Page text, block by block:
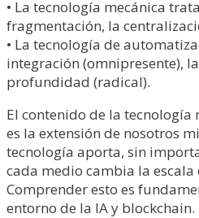
• La tecnología mecánica
fragmentación, la
• La tecnología de
integración (omnipresente),
profundidad (radical).
El contenido de la tecnología
es la extensión de nosotros
tecnología aporta, sin
cada medio cambia la escala
Comprender esto es
entorno de la IA y blockchain.